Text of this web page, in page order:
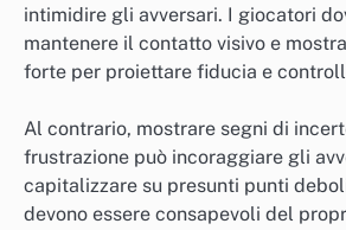
intimidire gli avversari. I giocatori
mantenere il contatto visivo e
forte per proiettare fiducia e
Al contrario, mostrare segni di
frustrazione può incoraggiare gli
capitalizzare su presunti punti
devono essere consapevoli del